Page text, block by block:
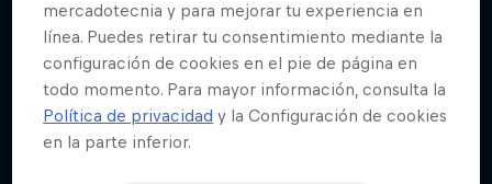
Más contenidos similares
El icónico evento de breaking regresa después
de 20 años
BREAKING
B-Boys de todo el mundo que comparten una
pasión
2 Temporadas · 14 episodios
BREAKING
mercadotecnia y para mejorar tu experiencia en
línea. Puedes retirar tu consentimiento mediante la
configuración de cookies en el pie de página en
todo momento. Para mayor información, consulta la
Política de privacidad y la Configuración de cookies
en la parte inferior.